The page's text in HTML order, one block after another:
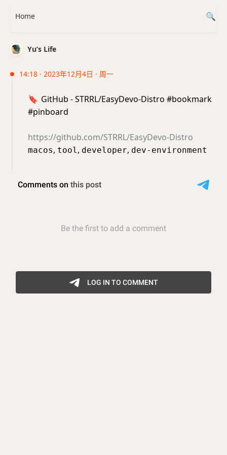
Yu’s Life
14:18 · 2023年12月4日 · 周一
🔖 GitHub - STRRL/EasyDevo-Distro #bookmark
#pinboard
https://github.com/STRRL/EasyDevo-Distro
macos, tool, developer, dev-environment
Home